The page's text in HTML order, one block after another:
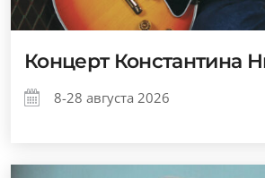
Концерт Константина
8-28 августа 2026